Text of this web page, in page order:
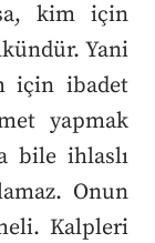
kim için
Yani
için ibadet
yapmak
bile ihlaslı
Onun
Kalpleri